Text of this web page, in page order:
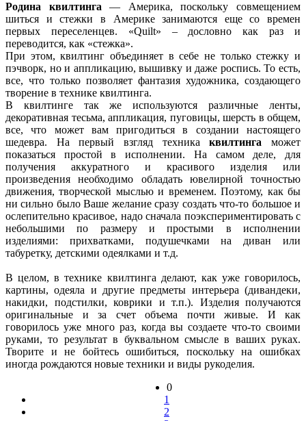
Родина квилтинга — Америка, поскольку совмещением
шиться и стежки в Америке занимаются еще со времен
первых переселенцев. «Quilt» – дословно как раз и
переводится, как «стежка».
При этом, квилтинг объединяет в себе не только стежку и
пэчворк, но и аппликацию, вышивку и даже роспись. То есть,
все, что только позволяет фантазия художника, создающего
творение в технике квилтинга.
В квилтинге так же используются различные ленты,
декоративная тесьма, аппликация, пуговицы, шерсть в общем,
все, что может вам пригодиться в создании настоящего
шедевра. На первый взгляд техникаквилтинга может
показаться простой в исполнении. На самом деле, для
получения аккуратного и красивого изделия или
произведения необходимо обладать ювелирной точностью
движения, творческой мыслью и временем. Поэтому, как бы
ни сильно было Ваше желание сразу создать что-то большое и
ослепительно красивое, надо сначала поэкспериментировать с
небольшими по размеру и простыми в исполнении
изделиями: прихватками, подушечками на диван или
табуретку, детскими одеялками и т.д.
В целом, в технике квилтинга делают, как уже говорилось,
картины, одеяла и другие предметы интерьера (дивандеки,
накидки, подстилки, коврики и т.п.). Изделия получаются
оригинальные и за счет объема почти живые. И как
говорилось уже много раз, когда вы создаете что-то своими
руками, то результат в буквальном смысле в ваших руках.
Творите и не бойтесь ошибиться, поскольку на ошибках
иногда рождаются новые техники и виды рукоделия.
0
1
2